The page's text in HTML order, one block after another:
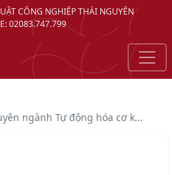
CÔNG NGHIỆP THÁI NGUYÊN
02083.747.799
ngành Tự động hóa cơ k...